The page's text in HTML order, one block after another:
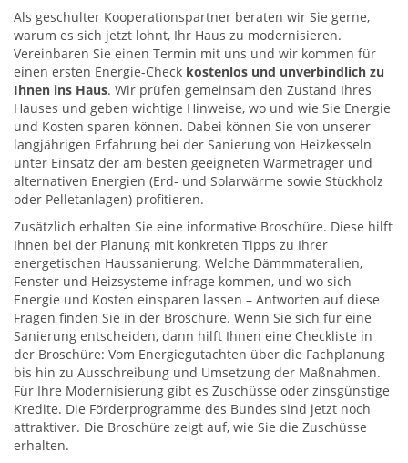
Als geschulter Kooperationspartner beraten wir Sie gerne,
warum es sich jetzt lohnt, Ihr Haus zu modernisieren.
Vereinbaren Sie einen Termin mit uns und wir kommen für
einen ersten Energie-Check kostenlos und unverbindlich zu
Ihnen ins Haus. Wir prüfen gemeinsam den Zustand Ihres
Hauses und geben wichtige Hinweise, wo und wie Sie Energie
und Kosten sparen können. Dabei können Sie von unserer
langjährigen Erfahrung bei der Sanierung von Heizkesseln
unter Einsatz der am besten geeigneten Wärmeträger und
alternativen Energien (Erd- und Solarwärme sowie Stückholz
oder Pelletanlagen) profitieren.
Zusätzlich erhalten Sie eine informative Broschüre. Diese hilft
Ihnen bei der Planung mit konkreten Tipps zu Ihrer
energetischen Haussanierung. Welche Dämmmateralien,
Fenster und Heizsysteme infrage kommen, und wo sich
Energie und Kosten einsparen lassen – Antworten auf diese
Fragen finden Sie in der Broschüre. Wenn Sie sich für eine
Sanierung entscheiden, dann hilft Ihnen eine Checkliste in
der Broschüre: Vom Energiegutachten über die Fachplanung
bis hin zu Ausschreibung und Umsetzung der Maßnahmen.
Für Ihre Modernisierung gibt es Zuschüsse oder zinsgünstige
Kredite. Die Förderprogramme des Bundes sind jetzt noch
attraktiver. Die Broschüre zeigt auf, wie Sie die Zuschüsse
erhalten.